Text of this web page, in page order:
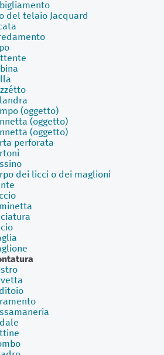
del telaio Jacquard
(oggetto)
(oggetto)
(oggetto)
perforata
dei licci o dei maglioni